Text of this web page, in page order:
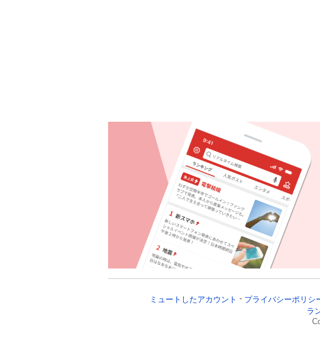
ミュートしたアカウント プライバシーポリシ
ラ